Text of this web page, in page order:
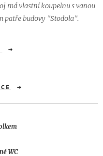
má vlastní koupelnu s vanou
patře budovy "Stodola".
WC